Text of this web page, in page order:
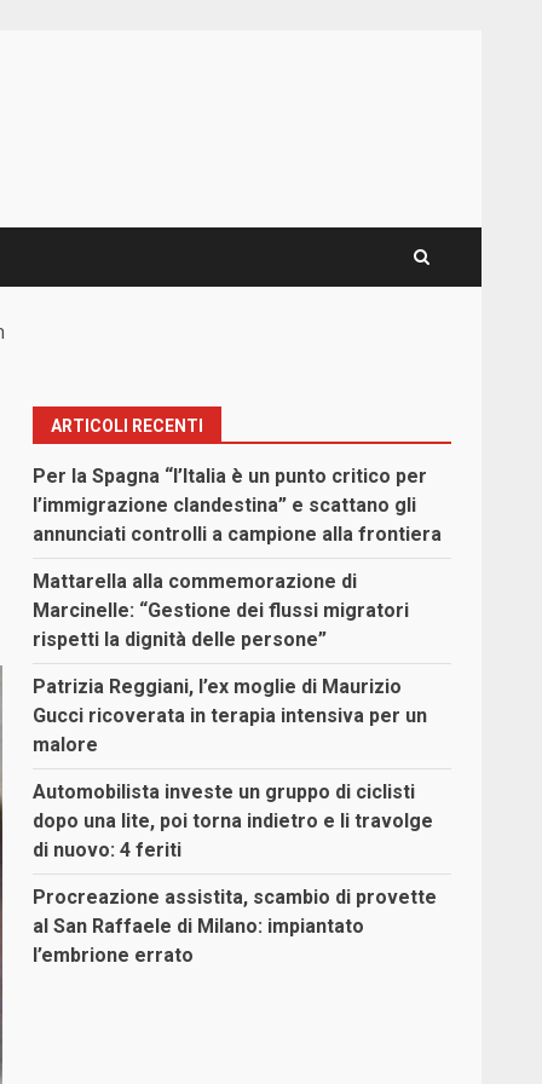
ARTICOLI RECENTI
Per la Spagna “l’Italia è un punto critico per
l’immigrazione clandestina” e scattano gli
annunciati controlli a campione alla frontiera
Mattarella alla commemorazione di
Marcinelle: “Gestione dei flussi migratori
rispetti la dignità delle persone”
Patrizia Reggiani, l’ex moglie di Maurizio
Gucci ricoverata in terapia intensiva per un
malore
Automobilista investe un gruppo di ciclisti
dopo una lite, poi torna indietro e li travolge
di nuovo: 4 feriti
Procreazione assistita, scambio di provette
al San Raffaele di Milano: impiantato
l’embrione errato